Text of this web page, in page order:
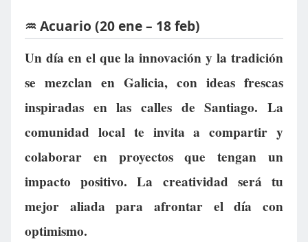
♒ Acuario (20 ene – 18 feb)
Un día en el que la innovación y la tradición
se mezclan en Galicia, con ideas frescas
inspiradas en las calles de Santiago. La
comunidad local te invita a compartir y
colaborar en proyectos que tengan un
impacto positivo. La creatividad será tu
mejor aliada para afrontar el día con
optimismo.